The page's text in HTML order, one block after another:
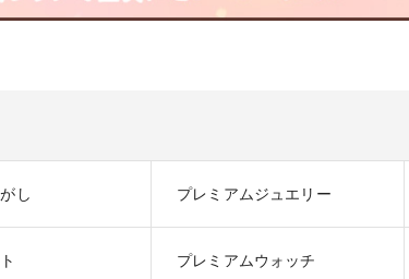
し プレミアムジュエリー
プレミアムウォッチ